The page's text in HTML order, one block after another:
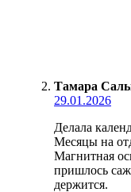
Тамара
29.01.2026
Делала
Месяцы на
Магнитная
пришлось
держится.